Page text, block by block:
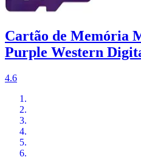
Cartão de Memória
Purple Western
4.6